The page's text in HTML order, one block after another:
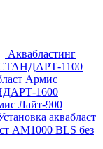
Аквабластинг
СТАНДАРТ-1100
Армис
1600
Лайт-900
аквабласт
AM1000 BLS без